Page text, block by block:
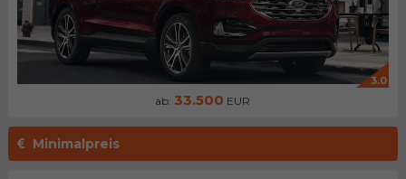
3.0
ab: 33.500 EUR
Minimalpreis